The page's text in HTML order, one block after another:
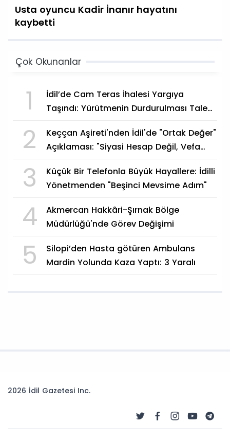
Usta oyuncu Kadir İnanır hayatını
kaybetti
Çok Okunanlar
1
İdil’de Cam Teras İhalesi Yargıya
Taşındı: Yürütmenin Durdurulması Talep
2
Keççan Aşireti'nden İdil'de "Ortak Değer"
Açıklaması: "Siyasi Hesap Değil, Vefa
3
Küçük Bir Telefonla Büyük Hayallere: İdilli
Yönetmenden "Beşinci Mevsime Adım"
4
Akmercan Hakkâri-Şırnak Bölge
Müdürlüğü'nde Görev Değişimi
5
Silopi’den Hasta götüren Ambulans
Mardin Yolunda Kaza Yaptı: 3 Yaralı
2026 İdil Gazetesi Inc.